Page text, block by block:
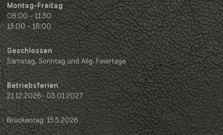
Montag-Freitag
08:00 - 11:30
13:00 - 16:00
Geschlossen
Samstag, Sonntag und Allg. Feiertage
Betriebsferien
21.12.2026- 03.01.2027
Brückentag: 15.5.2026